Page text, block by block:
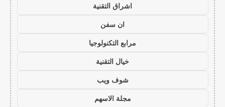
اشراق التقنية
ان سفن
مرابع التكنولوجيا
خيال التقنية
شوف ويب
مجلة الاسهم